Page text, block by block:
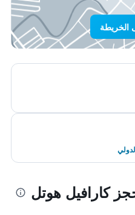
كارافيل هوتل